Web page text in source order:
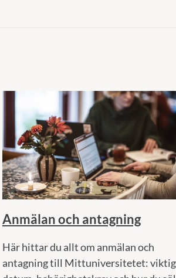
Anmälan och antagning
Här hittar du allt om anmälan och
antagning till Mittuniversitetet: